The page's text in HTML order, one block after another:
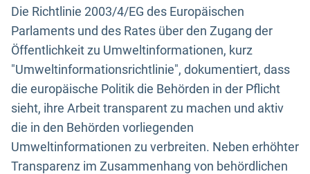
Die Richtlinie 2003/4/EG des Europäischen
Parlaments und des Rates über den Zugang der
Öffentlichkeit zu Umweltinformationen, kurz
"Umweltinformationsrichtlinie", dokumentiert, dass
die europäische Politik die Behörden in der Pflicht
sieht, ihre Arbeit transparent zu machen und aktiv
die in den Behörden vorliegenden
Umweltinformationen zu verbreiten. Neben erhöhter
Transparenz im Zusammenhang von behördlichen